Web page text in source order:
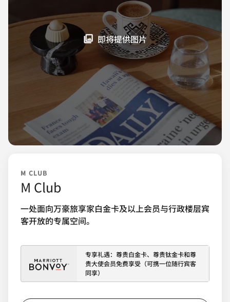
即将提供图片
M CLUB
M Club
一处面向万豪旅享家白金卡及以上会员与行政楼层宾
客开放的专属空间。
专享礼遇：尊贵白金卡、尊贵钛金卡和尊
贵大使会员免费享受（可携一位随行宾客
同享）